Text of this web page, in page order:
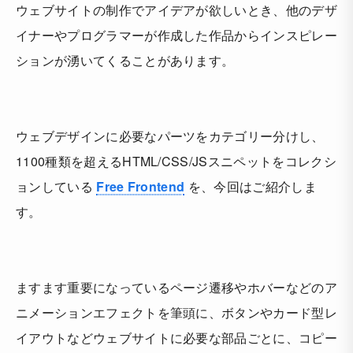
ウェブサイトの制作でアイデアが欲しいとき、他のデザ
イナーやプログラマーが作成した作品からインスピレー
ションが湧いてくることがあります。
ウェブデザインに必要なパーツをカテゴリー分けし、
1100種類を超えるHTML/CSS/JSスニペットをコレクシ
ョンしている Free Frontend を、今回はご紹介しま
す。
ますます重要になっているページ遷移やホバーなどのア
ニメーションエフェクトを筆頭に、ボタンやカード型レ
イアウトなどウェブサイトに必要な部品ごとに、コピー